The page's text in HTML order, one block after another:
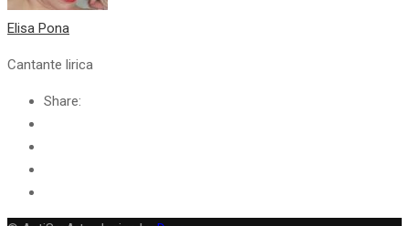
Elisa Pona
Cantante lirica
Share: